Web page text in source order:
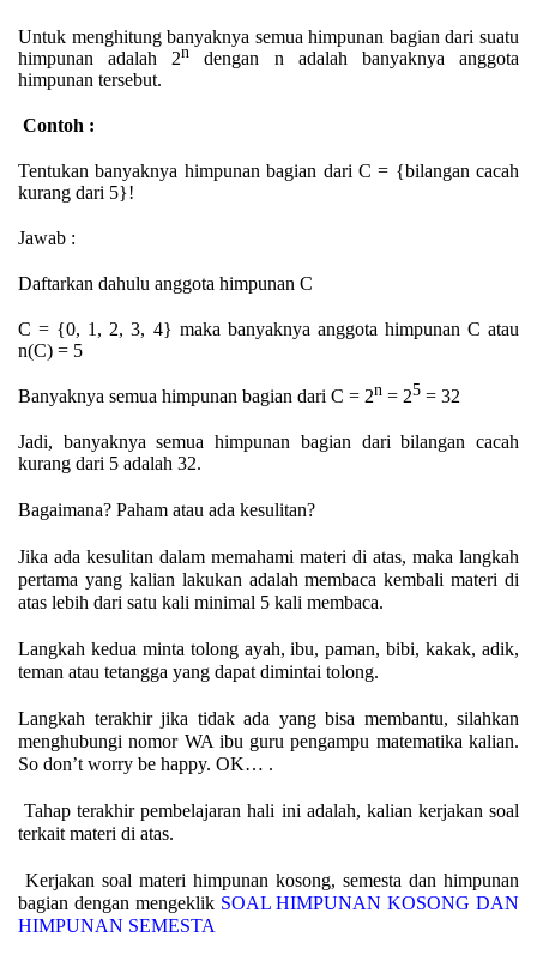
Untuk menghitung banyaknya semua himpunan bagian dari suatu
himpunan adalah 2n dengan n adalah banyaknya anggota
himpunan tersebut.
Contoh :
Tentukan banyaknya himpunan bagian dari C = {bilangan cacah
kurang dari 5}!
Jawab :
Daftarkan dahulu anggota himpunan C
C = {0, 1, 2, 3, 4} maka banyaknya anggota himpunan C atau
n(C) = 5
Banyaknya semua himpunan bagian dari C = 2n = 25 = 32
Jadi, banyaknya semua himpunan bagian dari bilangan cacah
kurang dari 5 adalah 32.
Bagaimana? Paham atau ada kesulitan?
Jika ada kesulitan dalam memahami materi di atas, maka langkah
pertama yang kalian lakukan adalah membaca kembali materi di
atas lebih dari satu kali minimal 5 kali membaca.
Langkah kedua minta tolong ayah, ibu, paman, bibi, kakak, adik,
teman atau tetangga yang dapat dimintai tolong.
Langkah terakhir jika tidak ada yang bisa membantu, silahkan
menghubungi nomor WA ibu guru pengampu matematika kalian.
So don’t worry be happy. OK… .
Tahap terakhir pembelajaran hali ini adalah, kalian kerjakansoal
terkait materi di atas.
Kerjakan soal materi himpunan kosong, semesta dan himpunan
bagian dengan mengeklik SOAL HIMPUNAN KOSONG DAN
HIMPUNAN SEMESTA